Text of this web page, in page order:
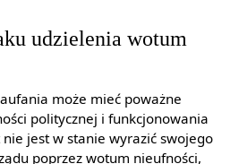
udzielenia wotum
może mieć poważne
politycznej i funkcjonowania
jest w stanie wyrazić swojego
poprzez wotum nieufności,